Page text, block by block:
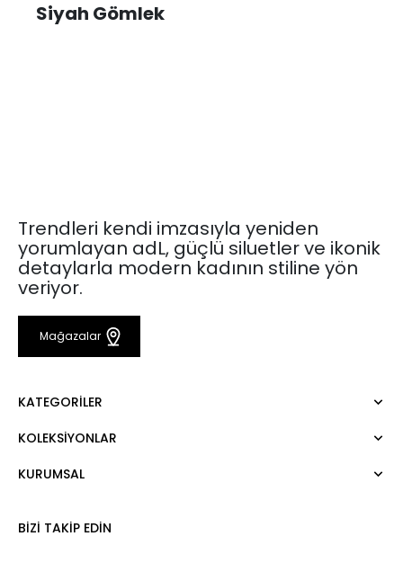
Siyah Gömlek
Trendleri kendi imzasıyla yeniden
yorumlayan adL, güçlü siluetler ve ikonik
detaylarla modern kadının stiline yön
veriyor.
Mağazalar
KATEGORILER
Elbise
Sweatshirt
KOLEKSIYONLAR
Mert Aslan
Nature Love
KURUMSAL
Kurumsal Satış
BIZI TAKIP EDIN